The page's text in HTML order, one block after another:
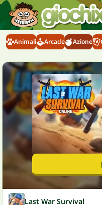
Animali Arcade Azione
Last War Survival